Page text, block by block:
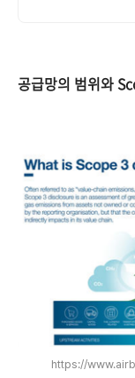
공급망의 범위와
https://